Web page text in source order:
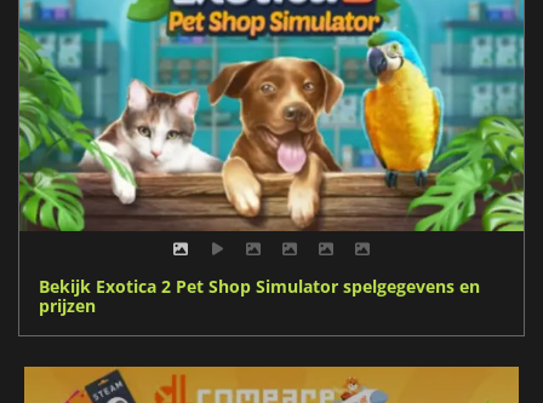
Bekijk Exotica 2 Pet Shop Simulator spelgegevens en
prijzen